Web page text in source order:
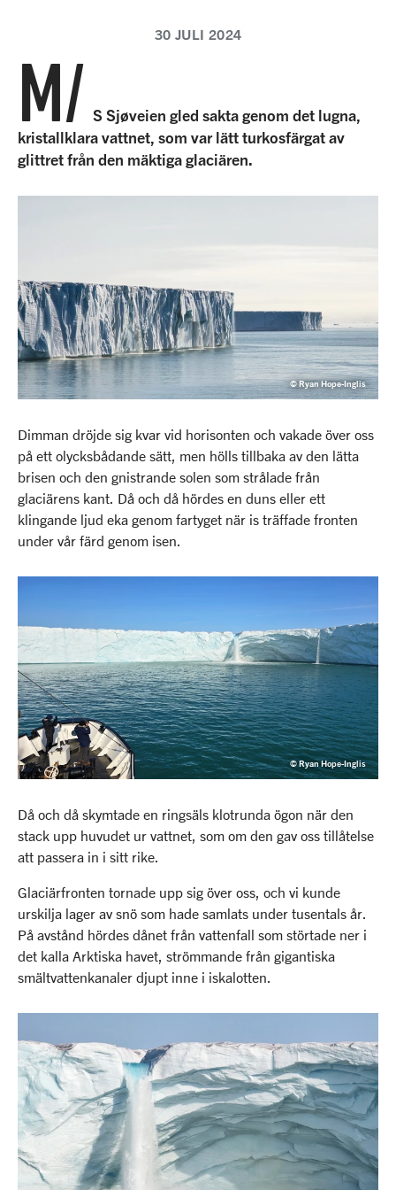
30 JULI 2024
M/ S Sjøveien gled sakta genom det lugna,
kristallklara vattnet, som var lätt turkosfärgat av
glittret från den mäktiga glaciären.
© Ryan Hope-Inglis
Dimman dröjde sig kvar vid horisonten och vakade över oss
på ett olycksbådande sätt, men hölls tillbaka av den lätta
brisen och den gnistrande solen som strålade från
glaciärens kant. Då och då hördes en duns eller ett
klingande ljud eka genom fartyget när is träffade fronten
under vår färd genom isen.
© Ryan Hope-Inglis
Då och då skymtade en ringsäls klotrunda ögon när den
stack upp huvudet ur vattnet, som om den gav oss tillåtelse
att passera in i sitt rike.
Glaciärfronten tornade upp sig över oss, och vi kunde
urskilja lager av snö som hade samlats under tusentals år.
På avstånd hördes dånet från vattenfall som störtade ner i
det kalla Arktiska havet, strömmande från gigantiska
smältvattenkanaler djupt inne i iskalotten.